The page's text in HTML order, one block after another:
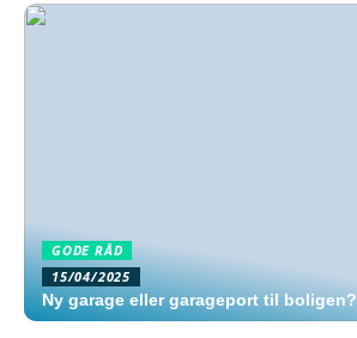
GODE RÅD
15/04/2025
Ny garage eller garageport til